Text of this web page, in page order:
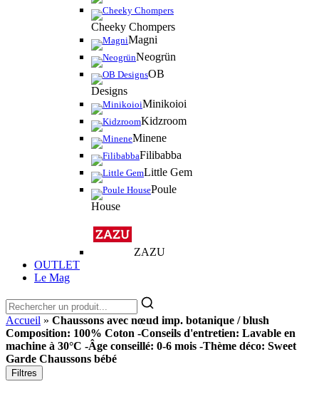
Cheeky Chompers
Magni
Neogrün
OB
Designs
Minikoioi
Kidzroom
Minene
Filibabba
Little Gem
Poule
House
ZAZU
OUTLET
Le Mag
Accueil » Chaussons avec nœud imp. botanique / blush
Composition: 100% Coton -Conseils d'entretien: Lavable en
machine à 30°C -Âge conseillé: 0-6 mois -Thème déco: Sweet
Garde Chaussons bébé
Filtres